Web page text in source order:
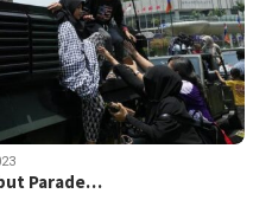
Parade…